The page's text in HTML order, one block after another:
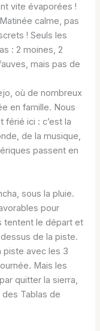
vite évaporées !
calme, pas
! Seuls les
: 2 moines, 2
mais pas de
où de nombreux
en famille. Nous
férié ici : c’est la
de la musique,
passent en
sous la pluie.
pour
tentent le départ et
de la piste.
piste avec les 3
Mais les
quitter la sierra,
Tablas de